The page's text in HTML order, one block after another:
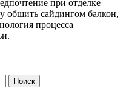
при отделке
обшить сайдингом балкон,
процесса